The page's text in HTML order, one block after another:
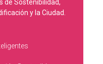
de Sostenibilidad,
y la Ciudad.